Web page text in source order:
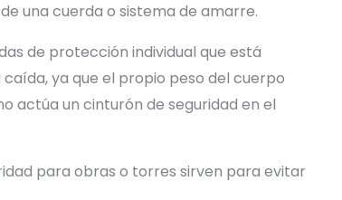
una cuerda o sistema de amarre.
de protección individual que está
ya que el propio peso del cuerpo
actúa un cinturón de seguridad en el
para obras o torres sirven para evitar